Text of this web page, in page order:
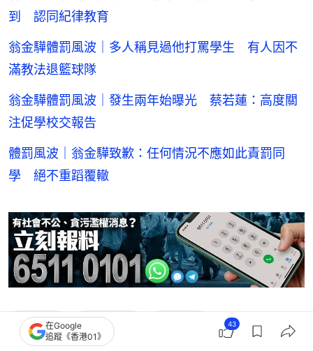
到 認同紀律教育
翁金驊體罰風波｜多人稱見過他打罵學生 有人因不
滿教法退籃球隊
翁金驊體罰風波｜發生兩年始曝光 蔡若蓮：高度關
注促學校交報告
體罰風波｜翁金驊致歉：任何情況不應如此責罰同
學 絕不重蹈覆轍
翁金驊 普通襲擊
在Google
追蹤《香港01》
43